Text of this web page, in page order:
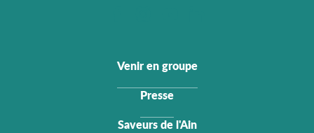
Venir en groupe
Presse
Saveurs de l'Ain